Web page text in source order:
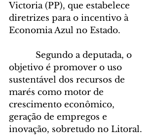
Victoria (PP), que estabelece
diretrizes para o incentivo à
Economia Azul no Estado.
Segundo a deputada, o
objetivo é promover o uso
sustentável dos recursos de
marés como motor de
crescimento econômico,
geração de empregos e
inovação, sobretudo no Litoral.